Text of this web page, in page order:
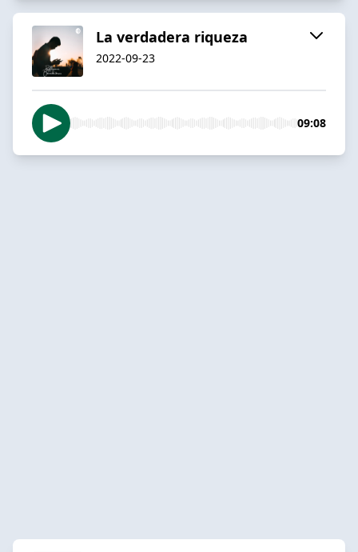
La verdadera riqueza
2022-09-23
09:08